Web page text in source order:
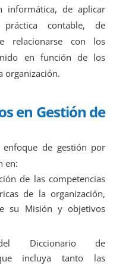
informática, de aplicar
contable, de
relacionarse con los
en función de los
organización.
en Gestión de
enfoque de gestión por
en:
de las competencias
de la organización,
su Misión y objetivos
Diccionario de
incluya tanto las